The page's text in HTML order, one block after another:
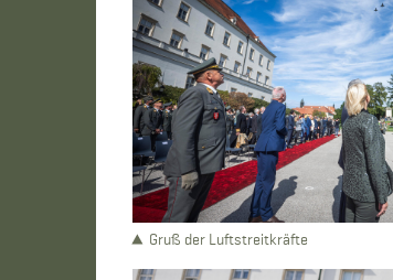
Gruß der Luftstreitkräfte